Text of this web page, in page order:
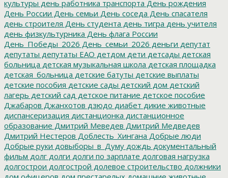
культуры день работника транспорта День рождения
День России День семьи День соседа День спасателя
день строителя День студента день тигра день учителя
день физкультурника День флага России
День_Победы_2026 День_семьи_2026 деньги депутат
депутаты депутаты ЕАО детдом дети детсады детская
больница детская музыкальная школа детская площадка
детская_больница детские батуты детские выплаты
детские пособия детские сады детский дом детский
лагерь детский сад детское питание детское пособие
Джабаров Джанхотов дзюдо диабет дикие животные
диспансеризация дистанционка дистанционное
образование Дмитрий Меведев Дмитрий Медведев
Дмитрий Нестеров Доблесть_Хингана Добрые люди
Добрые руки довыборы_в_Думу дождь документальный
фильм долг долги долги по зарплате долговая нагрузка
долгострои долгострой долевое строительство должники